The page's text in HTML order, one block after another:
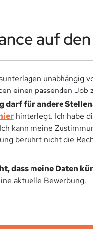
auf
unabhängig
einen passenden Job
darf für andere
hinterlegt. Ich habe
kann meine
berührt nicht die
dass meine Daten
aktuelle Bewerbung.